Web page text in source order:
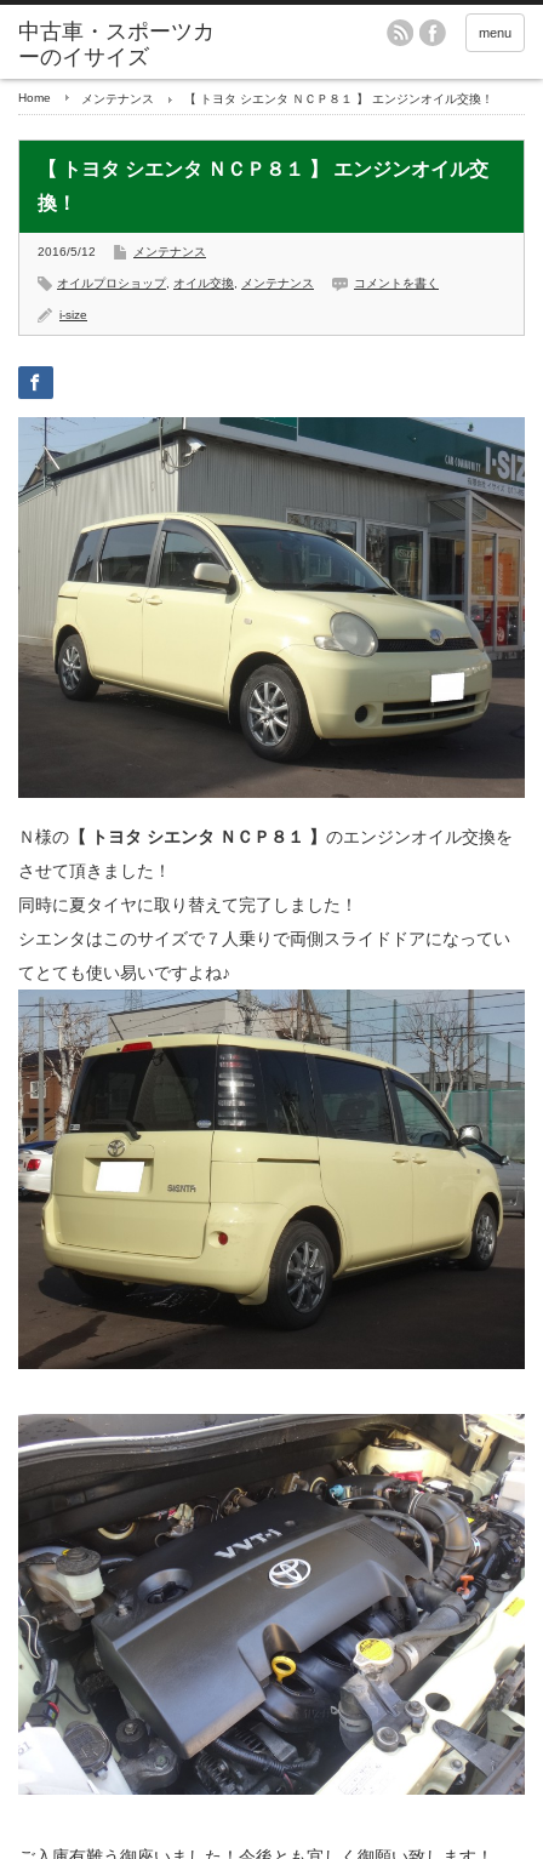
menu
Home メンテナンス 【 トヨタ シエンタ ＮＣＰ８１ 】 エンジンオイル交換！
【 トヨタ シエンタ ＮＣＰ８１ 】 エンジンオイル交
換！
2016/5/12 メンテナンス
オイルプロショップ, オイル交換 メンテナンス コメントを書く
i-size
Ｎ様の 【 トヨタ シエンタ ＮＣＰ８１ 】 のエンジンオイル交換を
させて頂きました！
同時に夏タイヤに取り替えて完了しました！
シエンタはこのサイズで７人乗りで両側スライドドアになってい
てとても使い易いですよね♪